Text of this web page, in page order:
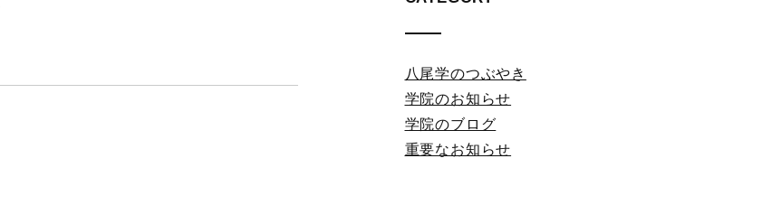
八尾学のつぶやき
学院のお知らせ
学院のブログ
重要なお知らせ